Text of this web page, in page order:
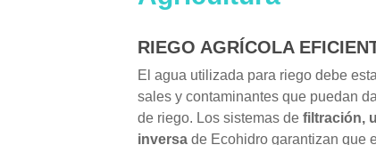
RIEGO AGRÍCOLA
El agua utilizada para riego debe
sales y contaminantes que puedan
de riego. Los sistemas defiltración,
inversa de Ecohidro garantizan que